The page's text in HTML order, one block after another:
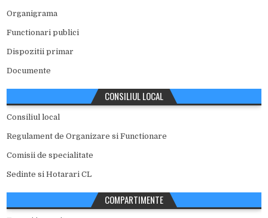
Organigrama
Functionari publici
Dispozitii primar
Documente
CONSILIUL LOCAL
Consiliul local
Regulament de Organizare si Functionare
Comisii de specialitate
Sedinte si Hotarari CL
COMPARTIMENTE